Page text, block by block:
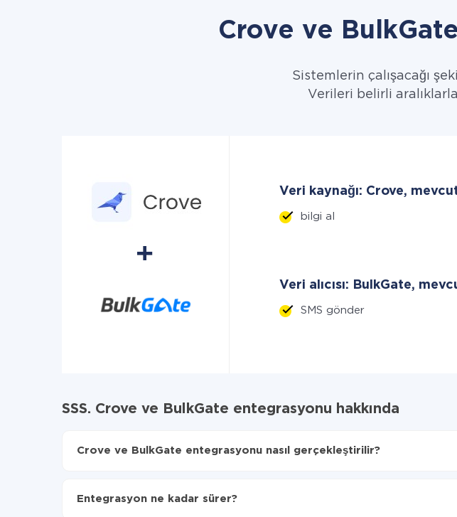
Crove ve
Sistemlerin çalışacağı
Verileri belirli
Veri kaynağı: Crove,
bilgi al
Veri alıcısı: BulkGate,
SMS gönder
SSS. Crove ve BulkGate entegrasyonu hakkında
Crove ve BulkGate entegrasyonu nasıl gerçekleştirilir?
Otomatik güncellemeyi aç
Entegrasyon ne kadar sürer?